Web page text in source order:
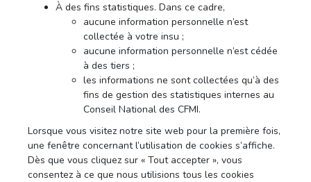
À des fins statistiques. Dans ce cadre,
aucune information personnelle n’est
collectée à votre insu ;
aucune information personnelle n’est cédée
à des tiers ;
les informations ne sont collectées qu’à des
fins de gestion des statistiques internes au
Conseil National des CFMI.
Lorsque vous visitez notre site web pour la première fois,
une fenêtre concernant l’utilisation de cookies s’affiche.
Dès que vous cliquez sur « Tout accepter », vous
consentez à ce que nous utilisions tous les cookies